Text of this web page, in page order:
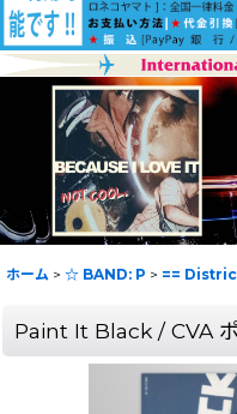
ホーム > ☆ BAND: P > ==
Paint It Black / CVA